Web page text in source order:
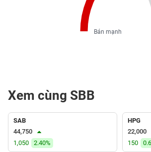
Bán mạnh
Xem cùng SBB
SAB
44,750
1,050
2.40%
HPG
22,000
150
(-)
VS-
SECTOR